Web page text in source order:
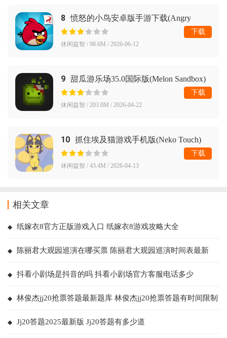
8 愤怒的小鸟安卓版手游下载(Angry
Birds)
休闲益智 / 98.6M / 2026-06-12
下载
9 甜瓜游乐场35.0国际版(Melon Sandbox)
休闲益智 / 203.0M / 2026-04-22
下载
10 抓住埃及猫游戏手机版(Neko Touch)
休闲益智 / 43.4M / 2026-04-13
下载
相关文章
纸嫁衣8官方正版游戏入口 纸嫁衣8游戏攻略大全
陈丽君大观园巡演在哪买票 陈丽君大观园巡演时间表最新
抖看小剧场是抖音的吗 抖看小剧场官方客服电话多少
林俊杰jj20抢票答题最新题库 林俊杰jj20抢票答题有时间限制
Jj20答题2025最新版 Jj20答题有多少道